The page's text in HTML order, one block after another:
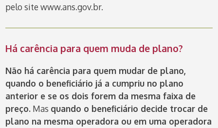
pelo site www.ans.gov.br.
Há carência para quem muda de plano?
Não há carência para quem mudar de plano,
quando o beneficiário já a cumpriu no plano
anterior e se os dois forem da mesma faixa de
preço. Mas quando o beneficiário decide trocar de
plano na mesma operadora ou em uma operadora